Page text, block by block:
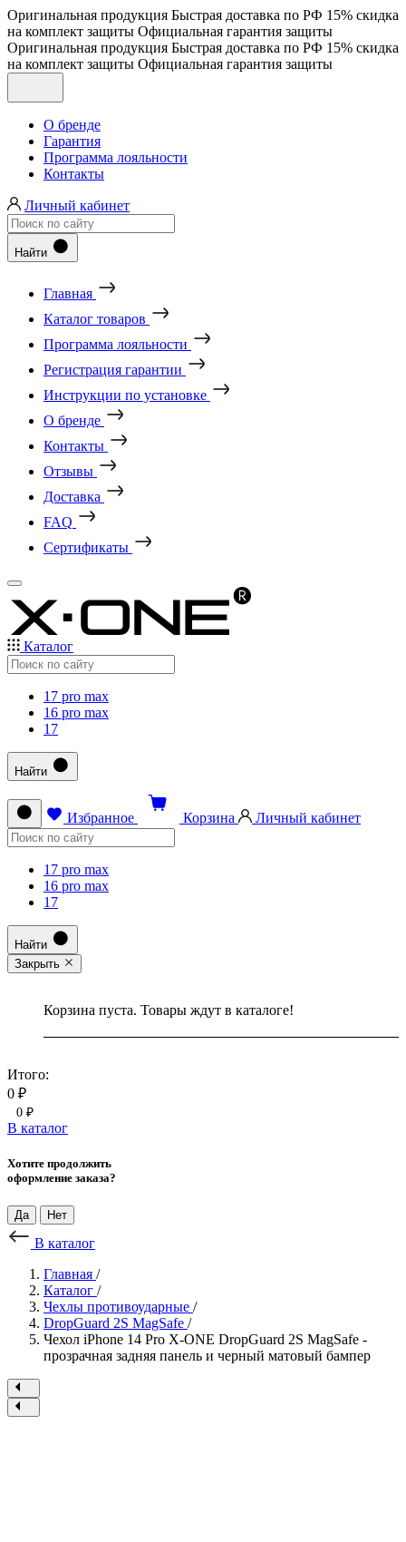
Оригинальная продукция Быстрая доставка по РФ 15% скидка
на комплект защиты Официальная гарантия защиты
Оригинальная продукция Быстрая доставка по РФ 15% скидка
на комплект защиты Официальная гарантия защиты
О бренде
Гарантия
Программа лояльности
Контакты
Личный кабинет
Найти
Главная
Каталог товаров
Программа лояльности
Регистрация гарантии
Инструкции по установке
О бренде
Контакты
Отзывы
Доставка
FAQ
Сертификаты
Каталог
17 pro max
16 pro max
17
Найти
Избранное Корзина Личный кабинет
17 pro max
16 pro max
17
Найти
Закрыть
Корзина пуста. Товары ждут в каталоге!
Итого:
0 ₽
0 ₽
В каталог
Хотите продолжить
оформление заказа?
Да Нет
В каталог
Главная /
Каталог /
Чехлы противоударные /
DropGuard 2S MagSafe /
Чехол iPhone 14 Pro X-ONE DropGuard 2S MagSafe -
прозрачная задняя панель и черный матовый бампер